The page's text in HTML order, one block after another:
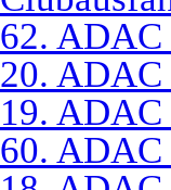
62. ADAC
20. ADAC
19. ADAC
60. ADAC